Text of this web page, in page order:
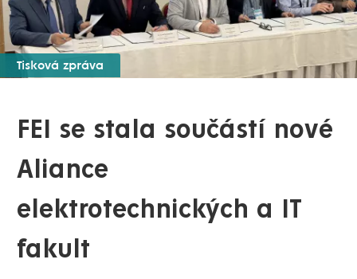
Tisková zpráva
FEI se stala součástí nové
Aliance
elektrotechnických a IT
fakult